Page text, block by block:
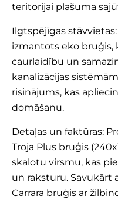
teritorijai plašuma
Ilgtspējīgas
izmantots eko bruģis,
caurlaidību un
kanalizācijas
risinājums, kas
domāšanu.
Detaļas un faktūras:
Troja Plus bruģis
skalotu virsmu, kas
un raksturu. Savukārt
Carrara bruģis ar